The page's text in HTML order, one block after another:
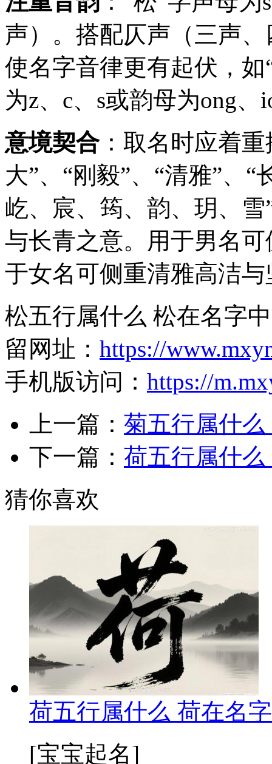
声）。搭配仄声（三声
使名字音律更有起伏，如
为z、c、s或韵母为ong
意境契合：取名时应着重
大”、“刚毅”、“清雅”、
屹、宸、筠、韵、玥、
与长青之意。用于男名
于女名可侧重清雅高洁
松五行属什么 松在名字
留网址： https://
手机版访问： https://
上一篇： 菊五行属什
下一篇： 荷五行属什
猜你喜欢
荷五行属什么 荷在名
[宝宝起名]